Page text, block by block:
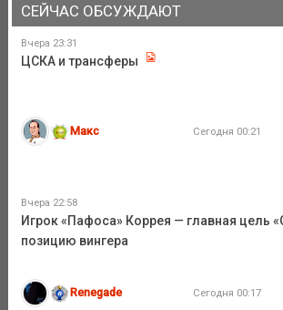
СЕЙЧАС ОБСУЖДАЮТ
Вчера 23:31
ЦСКА и трансферы
Макс Сегодня 00:21
Вчера 22:58
Игрок «Пафоса» Коррея — главная цель
позицию вингера
Renegade Сегодня 00:17